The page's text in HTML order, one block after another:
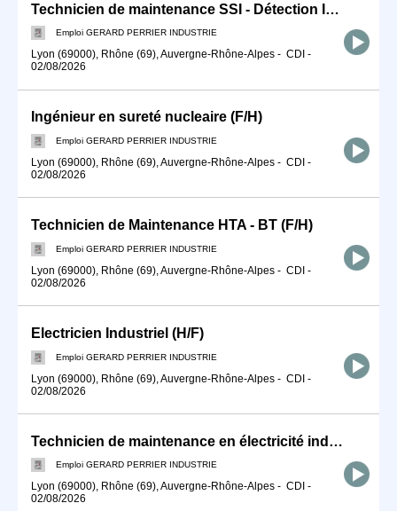
Technicien de maintenance SSI - Détection Incendie (F/H)
Emploi GERARD PERRIER INDUSTRIE
Lyon (69000), Rhône (69), Auvergne-Rhône-Alpes - CDI -
02/08/2026
Ingénieur en sureté nucleaire (F/H)
Emploi GERARD PERRIER INDUSTRIE
Lyon (69000), Rhône (69), Auvergne-Rhône-Alpes - CDI -
02/08/2026
Technicien de Maintenance HTA - BT (F/H)
Emploi GERARD PERRIER INDUSTRIE
Lyon (69000), Rhône (69), Auvergne-Rhône-Alpes - CDI -
02/08/2026
Electricien Industriel (H/F)
Emploi GERARD PERRIER INDUSTRIE
Lyon (69000), Rhône (69), Auvergne-Rhône-Alpes - CDI -
02/08/2026
Technicien de maintenance en électricité industrielle (F/H)
Emploi GERARD PERRIER INDUSTRIE
Lyon (69000), Rhône (69), Auvergne-Rhône-Alpes - CDI -
02/08/2026